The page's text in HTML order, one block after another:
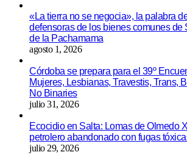
«La tierra no se negocia», la palabra
defensoras de los bienes comunes de
de la Pachamama
agosto 1, 2026
Córdoba se prepara para el 39º
Mujeres, Lesbianas, Travestis, Trans,
No Binaries
julio 31, 2026
Ecocidio en Salta: Lomas de Olmedo
petrolero abandonado con fugas
julio 29, 2026